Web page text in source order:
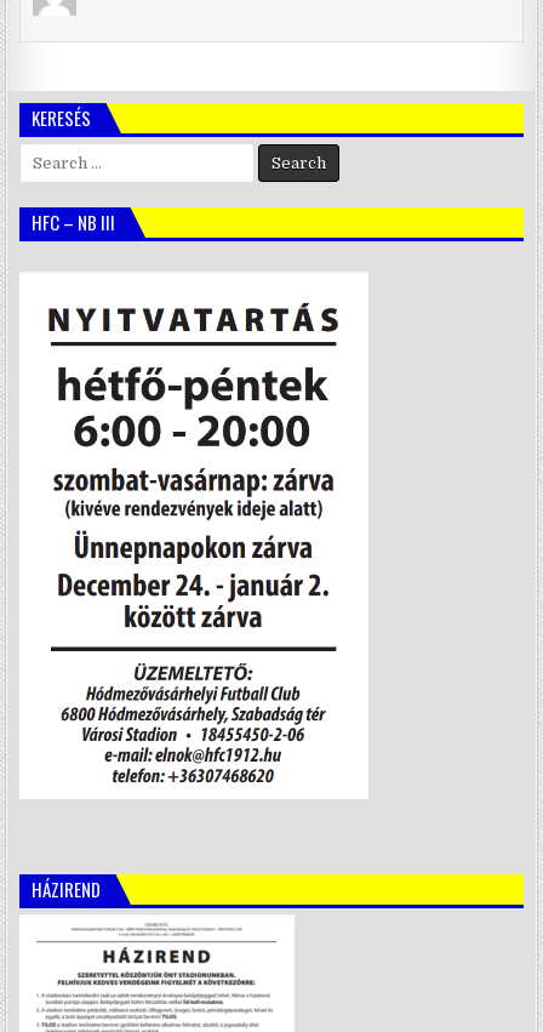
KERESÉS
Search
for:
HFC – NB III
HÁZIREND